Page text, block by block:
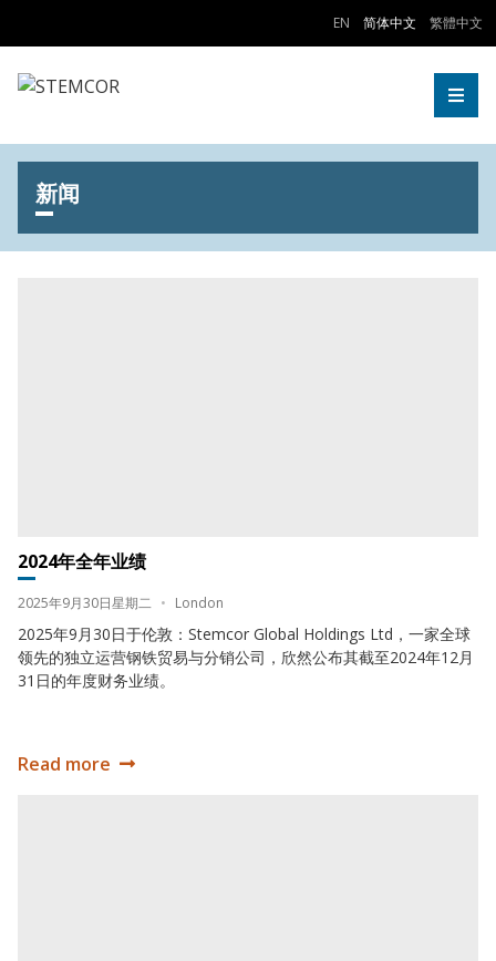
EN 简体中文 繁體中文
新闻
2024年全年业绩
Date:
2025年9月30日星期二
Location: • London
2025年9月30日于伦敦：Stemcor Global Holdings Ltd，一家全球
领先的独立运营钢铁贸易与分销公司，欣然公布其截至2024年12月
31日的年度财务业绩。
2024年全年业绩
Read more